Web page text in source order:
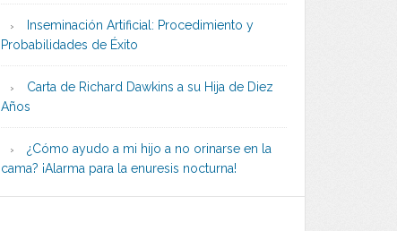
Inseminación Artificial: Procedimiento y
Probabilidades de Éxito
Carta de Richard Dawkins a su Hija de Diez
Años
¿Cómo ayudo a mi hijo a no orinarse en la
cama? ¡Alarma para la enuresis nocturna!